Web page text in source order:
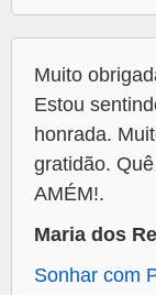
Muito
Estou
honrada.
gratidão.
AMÉM!.
Maria dos
Sonhar com